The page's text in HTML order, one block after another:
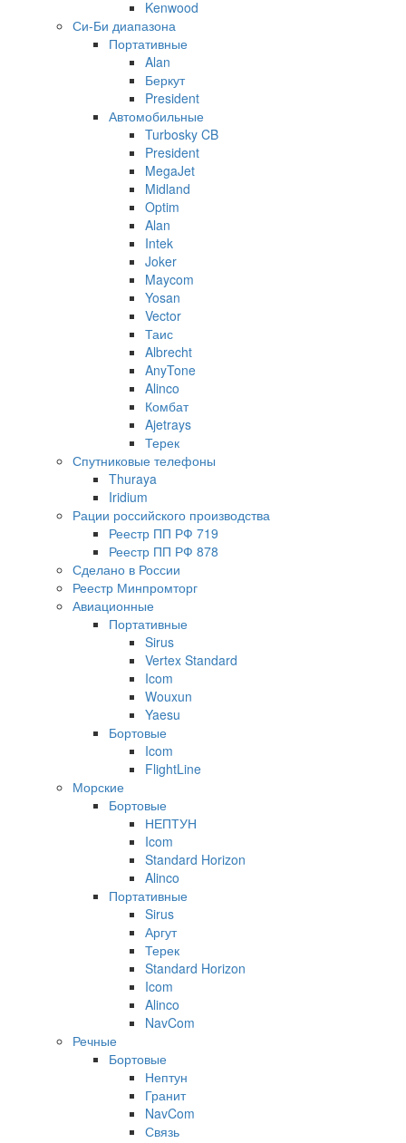
Kenwood
Си-Би диапазона
Портативные
Alan
Беркут
President
Автомобильные
Turbosky CB
President
MegaJet
Midland
Optim
Alan
Intek
Joker
Maycom
Yosan
Vector
Таис
Albrecht
AnyTone
Alinco
Комбат
Ajetrays
Терек
Спутниковые телефоны
Thuraya
Iridium
Рации российского производства
Реестр ПП РФ 719
Реестр ПП РФ 878
Сделано в России
Реестр Минпромторг
Авиационные
Портативные
Sirus
Vertex Standard
Icom
Wouxun
Yaesu
Бортовые
Icom
FlightLine
Морские
Бортовые
НЕПТУН
Icom
Standard Horizon
Alinco
Портативные
Sirus
Аргут
Терек
Standard Horizon
Icom
Alinco
NavCom
Речные
Бортовые
Нептун
Гранит
NavCom
Связь